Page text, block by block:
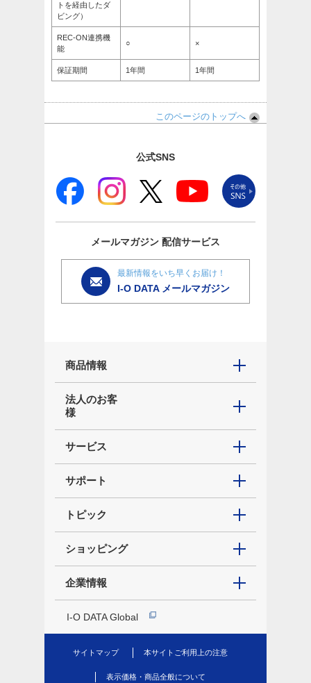
トを経由したダ
ビング）
REC-ON連携機
能
○ ×
保証期間 1年間 1年間
このページのトップへ
公式SNS
メールマガジン 配信サービス
最新情報をいち早くお届け！
I-O DATA メールマガジン
商品情報
法人のお客
様
サービス
サポート
トピック
ショッピング
企業情報
I-O DATA Global
サイトマップ 本サイトご利用上の注意
表示価格・商品全般について